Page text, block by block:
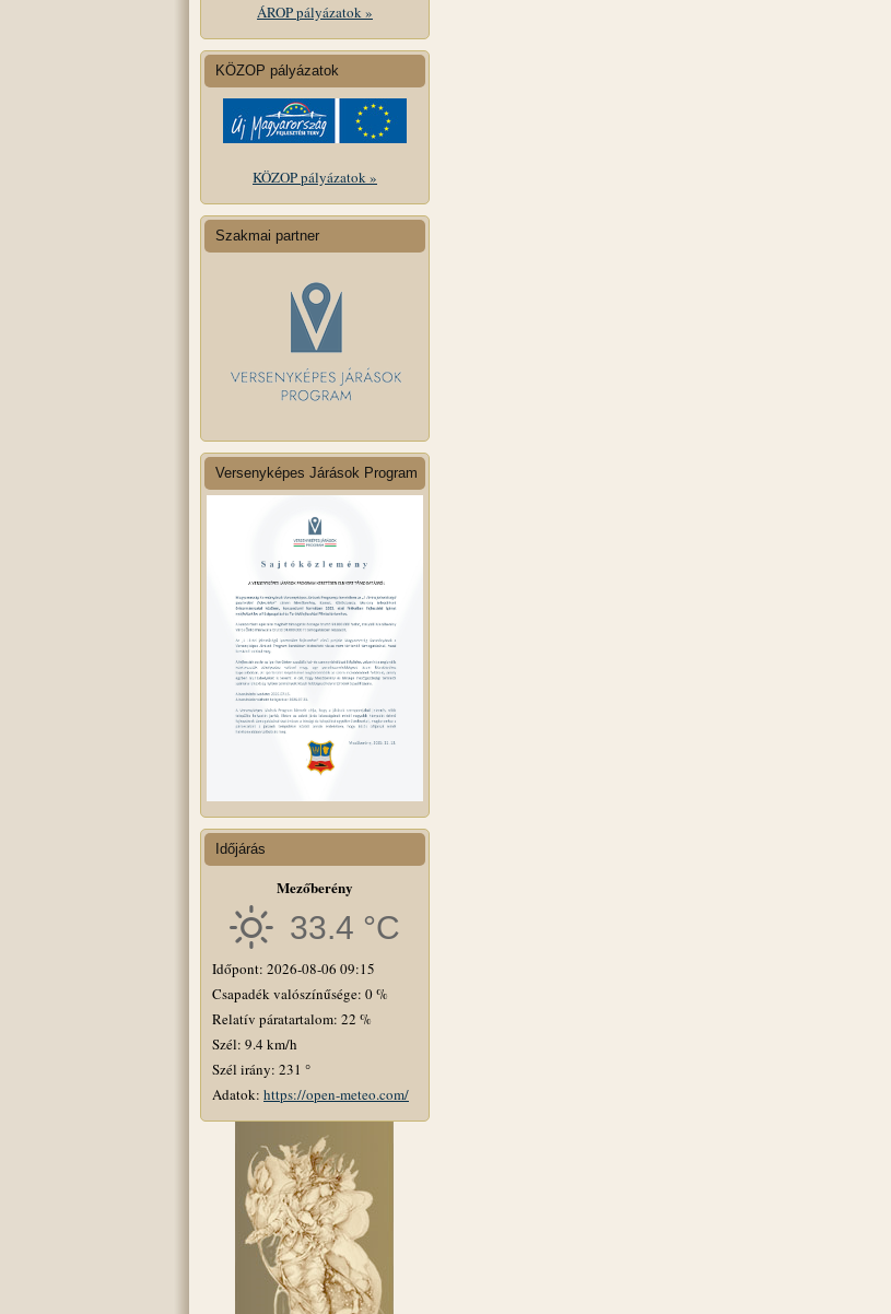
ÁROP pályázatok »
KÖZOP pályázatok
KÖZOP pályázatok »
Szakmai partner
Versenyképes Járások Program
Időjárás
Mezőberény
33.4 °C
Időpont: 2026-08-06 09:15
Csapadék valószínűsége: 0 %
Relatív páratartalom: 22 %
Szél: 9.4 km/h
Szél irány: 231 °
Adatok: https://open-meteo.com/